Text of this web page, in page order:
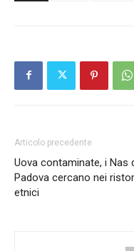
Articolo precedente
Uova contaminate, i Nas
Padova cercano nei
etnici